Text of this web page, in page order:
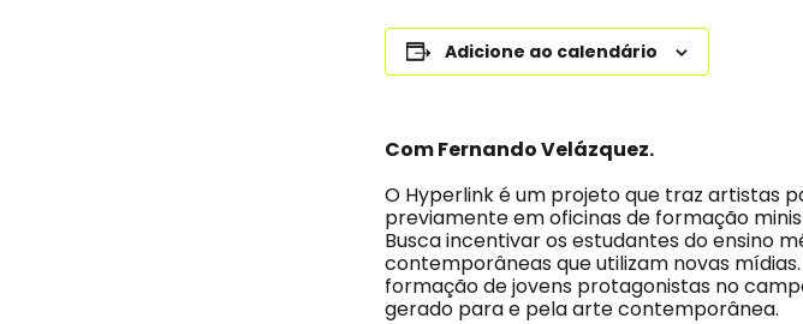
Adicione ao calendário
Com Fernando Velázquez.
O Hyperlink é um projeto que traz artistas
previamente em oficinas de formação
Busca incentivar os estudantes do ensino
contemporâneas que utilizam novas
formação de jovens protagonistas no
gerado para e pela arte contemporânea.